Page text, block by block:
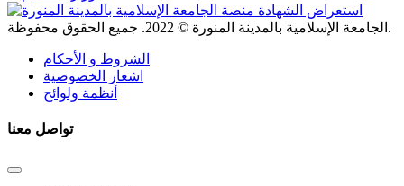
الجامعة الإسلامية بالمدينة المنورة © 2022 . جميع الحقوق محفوظة.
الشروط و الأحكام
اشعار الخصوصية
أنظمة ولوائح
تواصل معنا